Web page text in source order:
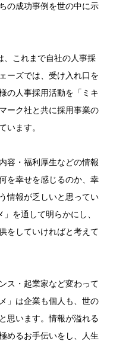
の成功事例を世の中に示
、これまで自社の人事採
ーズでは、受け入れ口を
の人事採用活動を「ミキ
ーク社と共に採用事業の
います。
容・福利厚生などの情報
を幸せを感じるのか、幸
情報が乏しいと思ってい
を通して明らかにし、
をしていければと考えて
ス・起業家など変わって
」は企業も個人も、世の
思います。情報が溢れる
めるお手伝いをし、人生